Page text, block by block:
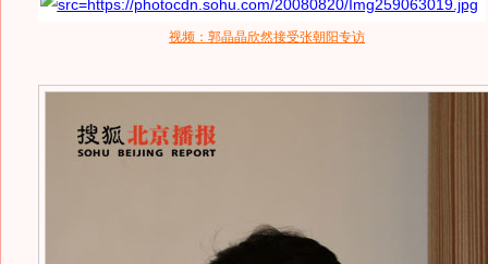
视频：郭晶晶欣然接受张朝阳专访